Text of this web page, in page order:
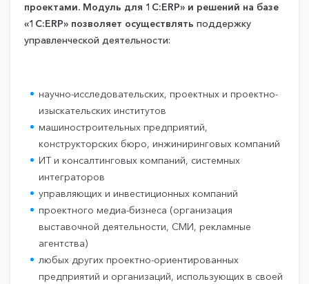
проектами. Модуль для 1С:ERP» и решений на базе
«1С:ERP» позволяет осуществлять поддержку
управленческой деятельности:
научно-исследовательских, проектных и проектно-
изыскательских институтов
машиностроительных предприятий,
конструкторских бюро, инжиниринговых компаний
ИТ и консалтинговых компаний, системных
интеграторов
управляющих и инвестиционных компаний
проектного медиа-бизнеса (организация
выставочной деятельности, СМИ, рекламные
агентства)
любых других проектно-ориентированных
предприятий и организаций, использующих в своей